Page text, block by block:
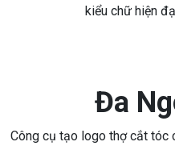
kiểu chữ hiện
Đa
Công cụ tạo logo thợ cắt tóc